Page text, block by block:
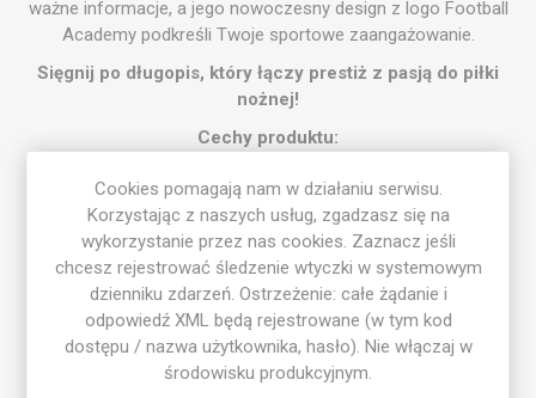
ważne informacje, a jego nowoczesny design z logo Football
Academy podkreśli Twoje sportowe zaangażowanie.
Sięgnij po długopis, który łączy prestiż z pasją do piłki
nożnej!
Cechy produktu:
✔️ Wygodny uchwyt i płynne pisanie.
✔️ Idealny na prezent dla fanów piłki nożnej.
Specyfikacja produktu:
Waga: 17,0 g.
Długość: 14,0 cm.
Rozmiar nadruku: 35 mm x 4 mm.
Typ wkładu: elite - wymienny.
Cookies pomagają nam w działaniu serwisu.
Korzystając z naszych usług, zgadzasz się na
wykorzystanie przez nas cookies. Zaznacz jeśli
chcesz rejestrować śledzenie wtyczki w systemowym
dzienniku zdarzeń. Ostrzeżenie: całe żądanie i
odpowiedź XML będą rejestrowane (w tym kod
dostępu / nazwa użytkownika, hasło). Nie włączaj w
środowisku produkcyjnym.